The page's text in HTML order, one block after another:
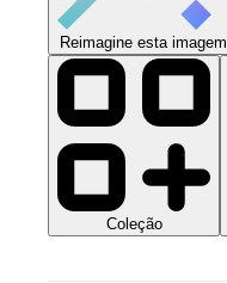
Reimagine esta imagem
Coleção